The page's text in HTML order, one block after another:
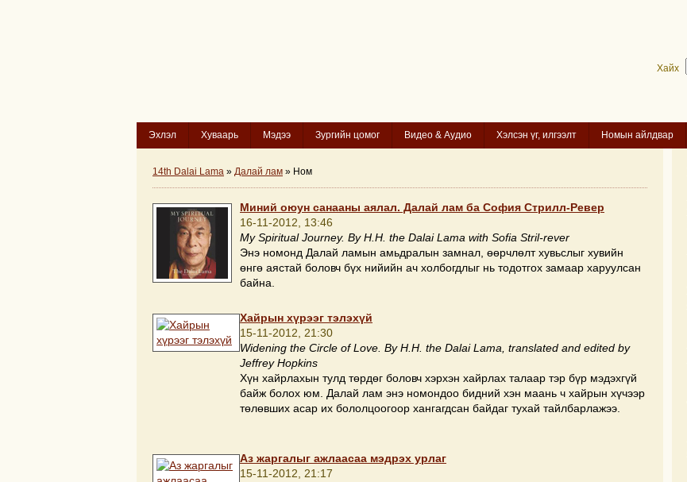
Хайх
Эхлэл Хуваарь Мэдээ Зургийн цомог Видео & Аудио Хэлсэн үг, илгээлт Номын айлдвар
14th Dalai Lama » Далай лам » Ном
Mиний оюун санааны аялал. Далай лам ба София Стрилл-Ревер
16-11-2012, 13:46
My Spiritual Journey. By H.H. the Dalai Lama with Sofia Stril-rever
Энэ номонд Далай ламын амьдралын замнал, өөрчлөлт хувьслыг хувийн
өнгө аястай боловч бүх нийийн ач холбогдлыг нь тодотгох замаар харуулсан
байна.
Хайрын хүрээг тэлэхүй
15-11-2012, 21:30
Widening the Circle of Love. By H.H. the Dalai Lama, translated and edited by
Jeffrey Hopkins
Хүн хайрлахын тулд төрдөг боловч хэрхэн хайрлах талаар тэр бүр мэдэхгүй
байж болох юм. Далай лам энэ номондоо бидний хэн маань ч хайрын хүчээр
төлөвших асар их бололцоогоор хангагдсан байдаг тухай тайлбарлажээ.
Aз жаргалыг ажлаасаа мэдрэх урлаг
15-11-2012, 21:17